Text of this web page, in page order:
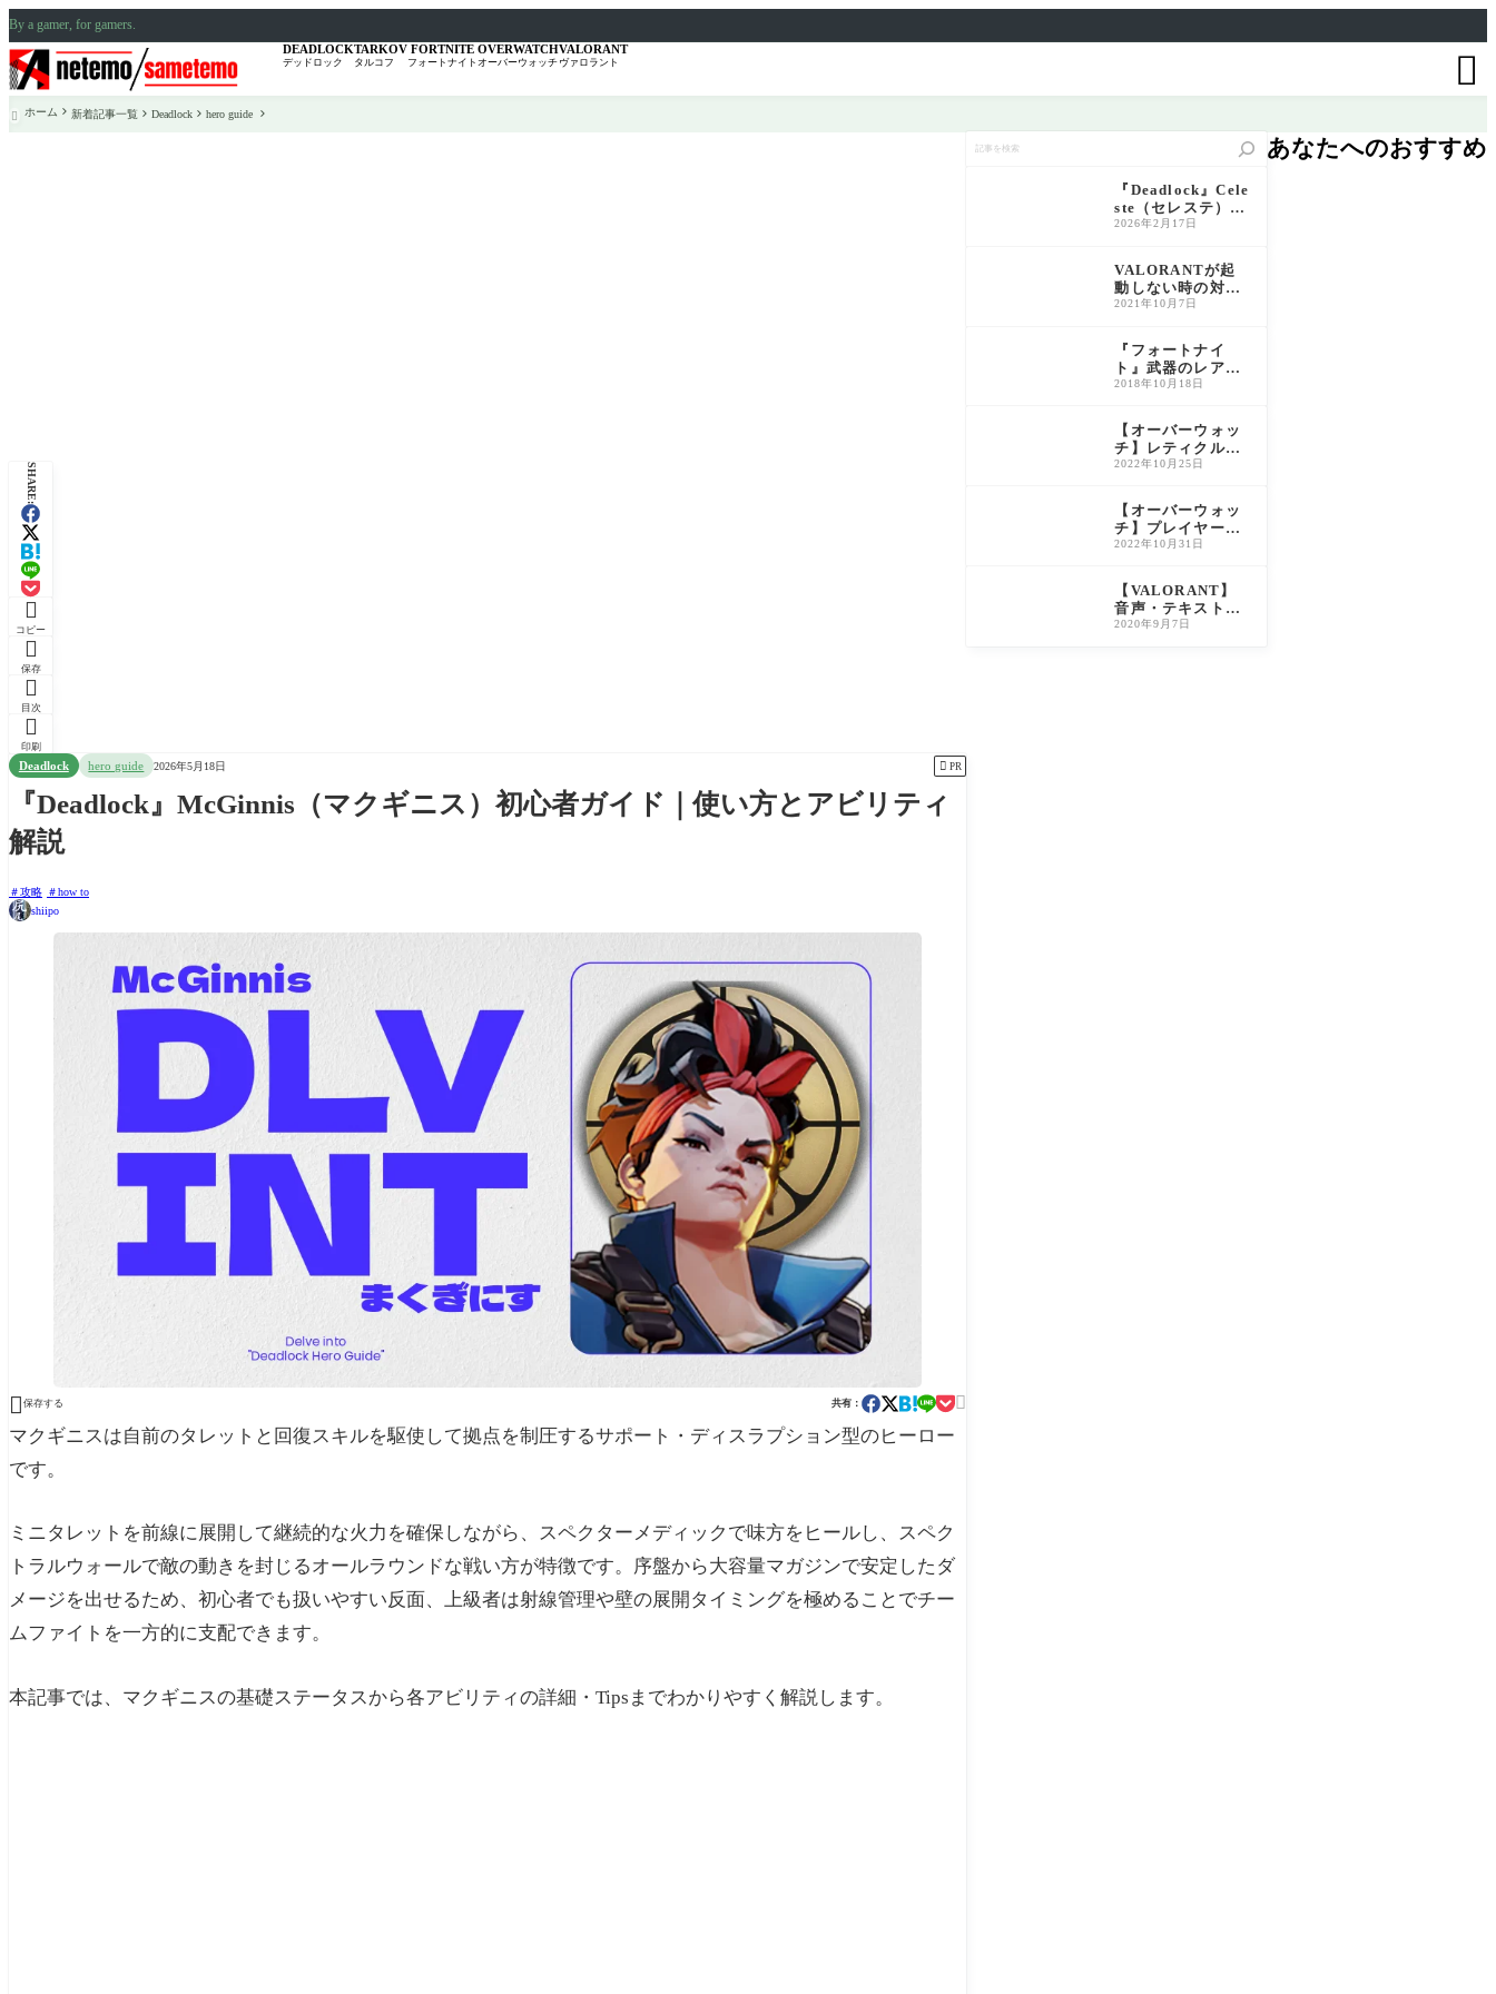
By a gamer, for gamers.
DEADLOCK
デッドロック
TARKOV
タルコフ
FORTNITE
フォートナイト
OVERWATCH
オーバーウォッチ
VALORANT
ヴァロラント 
 ホーム 新着記事一覧 Deadlock hero guide
SHARE:

コピー

保存

目次

印刷
Deadlock hero guide 2026年5月18日  PR
『Deadlock』McGinnis（マクギニス）初心者ガイド｜使い方とアビリティ
解説
攻略
how to
shiipo
 保存する 共有：

マクギニスは自前のタレットと回復スキルを駆使して拠点を制圧するサポート・ディスラプション型のヒーロー
です。
ミニタレットを前線に展開して継続的な火力を確保しながら、スペクターメディックで味方をヒールし、スペク
トラルウォールで敵の動きを封じるオールラウンドな戦い方が特徴です。序盤から大容量マガジンで安定したダ
メージを出せるため、初心者でも扱いやすい反面、上級者は射線管理や壁の展開タイミングを極めることでチー
ムファイトを一方的に支配できます。
本記事では、マクギニスの基礎ステータスから各アビリティの詳細・Tipsまでわかりやすく解説します。
『Deadlock』Cele
ste（セレステ）初
心者ガイド｜使い
説
2026年2月17日
VALORANTが起
動しない時の対処
法｜VAN9001/VA
26年最新】
2021年10月7日
『フォートナイ
ト』武器のレアリ
ティ一覧と特徴解
＆おすすめ活用法
2018年10月18日
【オーバーウォッ
チ】レティクルの
変更方法と初心者
2022年10月25日
【オーバーウォッ
チ】プレイヤー称
号の入手方法・解
W2対応）
2022年10月31日
【VALORANT】
音声・テキスト言
語の変更方法につ
2020年9月7日
あなたへのおすすめ